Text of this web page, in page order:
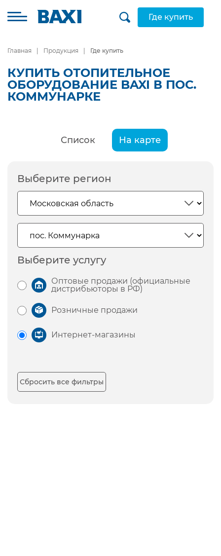
Где купить
Главная Продукция Где купить
КУПИТЬ ОТОПИТЕЛЬНОЕ
ОБОРУДОВАНИЕ BAXI В ПОС.
КОММУНАРКЕ
Список На карте
Выберите регион
Выберите услугу
Оптовые продажи (официальные
дистрибьюторы в РФ)
Розничные продажи
Интернет-магазины
Сбросить все фильтры